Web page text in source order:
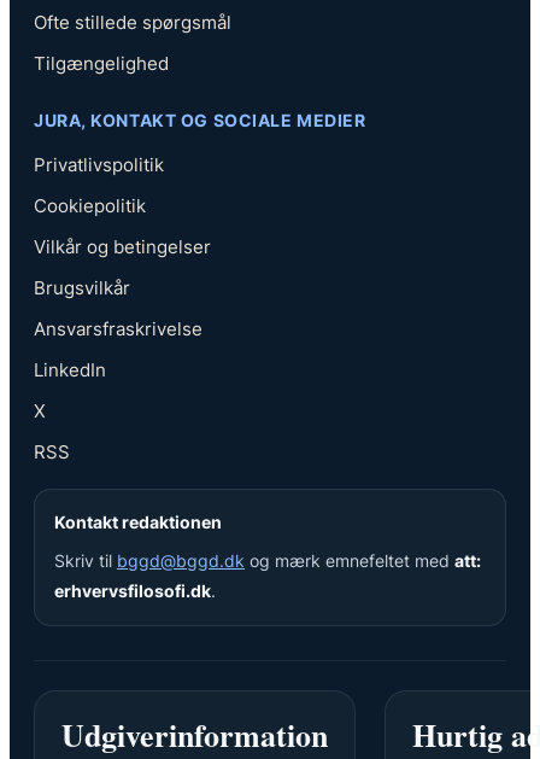
Ofte stillede spørgsmål
Tilgængelighed
JURA, KONTAKT OG SOCIALE MEDIER
Privatlivspolitik
Cookiepolitik
Vilkår og betingelser
Brugsvilkår
Ansvarsfraskrivelse
LinkedIn
X
RSS
Kontakt redaktionen
Skriv til bggd@bggd.dk og mærk emnefeltet med att:
erhvervsfilosofi.dk.
Udgiverinformation Hurtig